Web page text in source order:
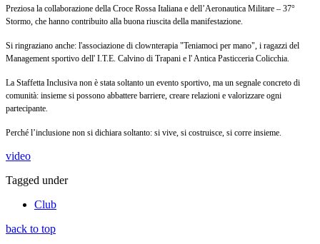
Preziosa la collaborazione della Croce Rossa Italiana e dell’Aeronautica Militare – 37°
Stormo, che hanno contribuito alla buona riuscita della manifestazione.
Si ringraziano anche: l'associazione di clownterapia "Teniamoci per mano", i ragazzi del
Management sportivo dell' I.T.E. Calvino di Trapani e l' Antica Pasticceria Colicchia.
La Staffetta Inclusiva non è stata soltanto un evento sportivo, ma un segnale concreto di
comunità: insieme si possono abbattere barriere, creare relazioni e valorizzare ogni
partecipante.
Perché l’inclusione non si dichiara soltanto: si vive, si costruisce, si corre insieme.
video
Tagged under
Club
back to top